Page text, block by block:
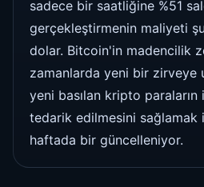
sadece bir saatliğine %51
gerçekleştirmenin maliyeti
dolar. Bitcoin'in madencilik
zamanlarda yeni bir zirveye
yeni basılan kripto
tedarik edilmesini sağlamak
haftada bir güncelleniyor.